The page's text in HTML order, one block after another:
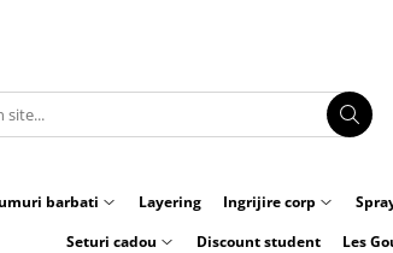
barbati Layering Ingrijire corp
Seturi cadou
Discount student Les